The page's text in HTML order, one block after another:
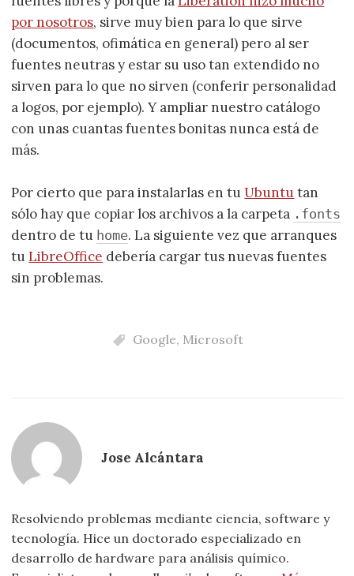
por nosotros, sirve muy bien para lo que sirve
(documentos, ofimática en general) pero al ser
fuentes neutras y estar su uso tan extendido no
sirven para lo que no sirven (conferir personalidad
a logos, por ejemplo). Y ampliar nuestro catálogo
con unas cuantas fuentes bonitas nunca está de
más.
Por cierto que para instalarlas en tuUbuntutan
sólo hay que copiar los archivos a la carpeta .fonts
dentro de tu home. La siguiente vez que arranques
tuLibreOffice debería cargar tus nuevas fuentes
sin problemas.
Google, Microsoft
Jose Alcántara
Resolviendo problemas mediante ciencia, software y
tecnología. Hice un doctorado especializado en
desarrollo de hardware para análisis químico.